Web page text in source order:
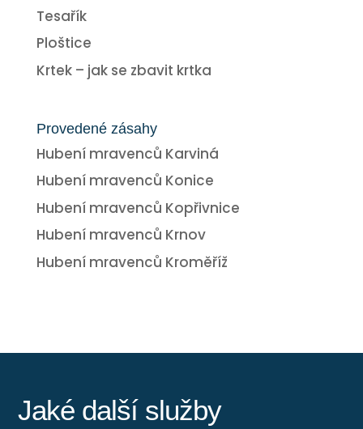
Tesařík
Ploštice
Krtek – jak se zbavit krtka
Provedené zásahy
Hubení mravenců Karviná
Hubení mravenců Konice
Hubení mravenců Kopřivnice
Hubení mravenců Krnov
Hubení mravenců Kroměříž
Jaké další služby